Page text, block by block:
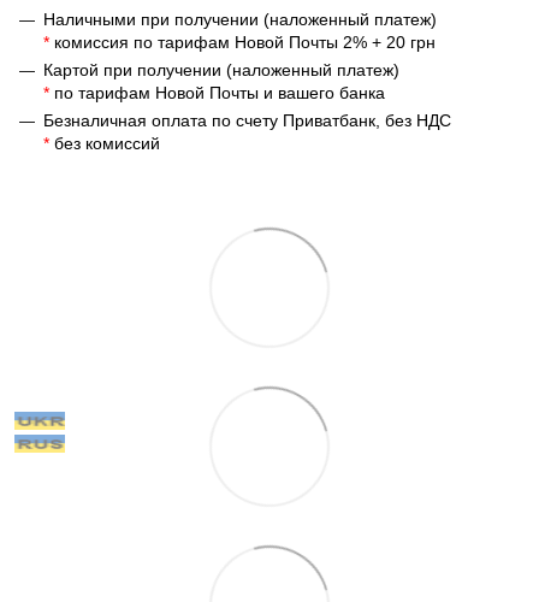
Наличными при получении (наложенный платеж)
* комиссия по тарифам Новой Почты 2% + 20 грн
Картой при получении (наложенный платеж)
* по тарифам Новой Почты и вашего банка
Безналичная оплата по счету Приватбанк, без НДС
* без комиссий